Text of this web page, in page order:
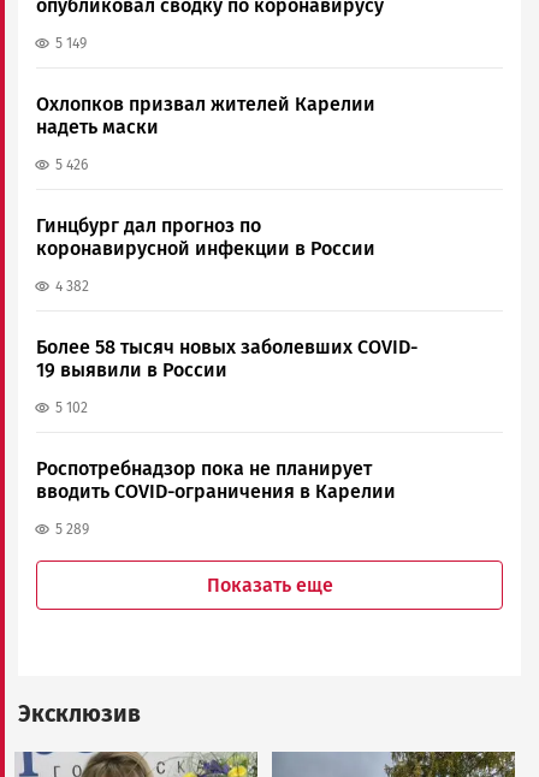
опубликовал сводку по коронавирусу
5 149
Охлопков призвал жителей Карелии
надеть маски
5 426
Гинцбург дал прогноз по
коронавирусной инфекции в России
4 382
Более 58 тысяч новых заболевших COVID-
19 выявили в России
5 102
Роспотребнадзор пока не планирует
вводить COVID-ограничения в Карелии
5 289
Показать еще
Эксклюзив
Image